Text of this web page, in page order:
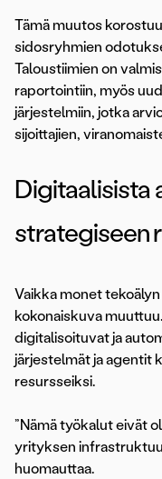
Tämä muutos
sidosryhmien
Taloustiimien on
raportointiin, myös
järjestelmiin, jotka
sijoittajien,
Digitaalisista
strategiseen
Vaikka monet
kokonaiskuva
digitalisoituvat ja
järjestelmät ja agentit
resursseiksi.
”Nämä työkalut eivät
yrityksen
huomauttaa.